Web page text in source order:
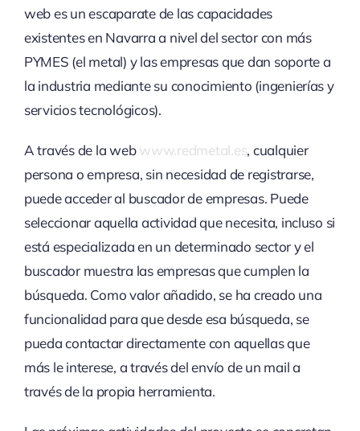
web es un escaparate de las capacidades
existentes en Navarra a nivel del sector con más
PYMES (el metal) y las empresas que dan soporte a
la industria mediante su conocimiento (ingenierías y
servicios tecnológicos).
A través de la webwww.redmetal.es, cualquier
persona o empresa, sin necesidad de registrarse,
puede acceder al buscador de empresas. Puede
seleccionar aquella actividad que necesita, incluso si
está especializada en un determinado sector y el
buscador muestra las empresas que cumplen la
búsqueda. Como valor añadido, se ha creado una
funcionalidad para que desde esa búsqueda, se
pueda contactar directamente con aquellas que
más le interese, a través del envío de un mail a
través de la propia herramienta.